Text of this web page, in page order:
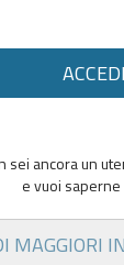
ACCEDI
sei ancora un
e vuoi saperne
MAGGIORI